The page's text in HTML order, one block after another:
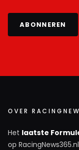
ABONNEREN
OVER
Het laatste
op